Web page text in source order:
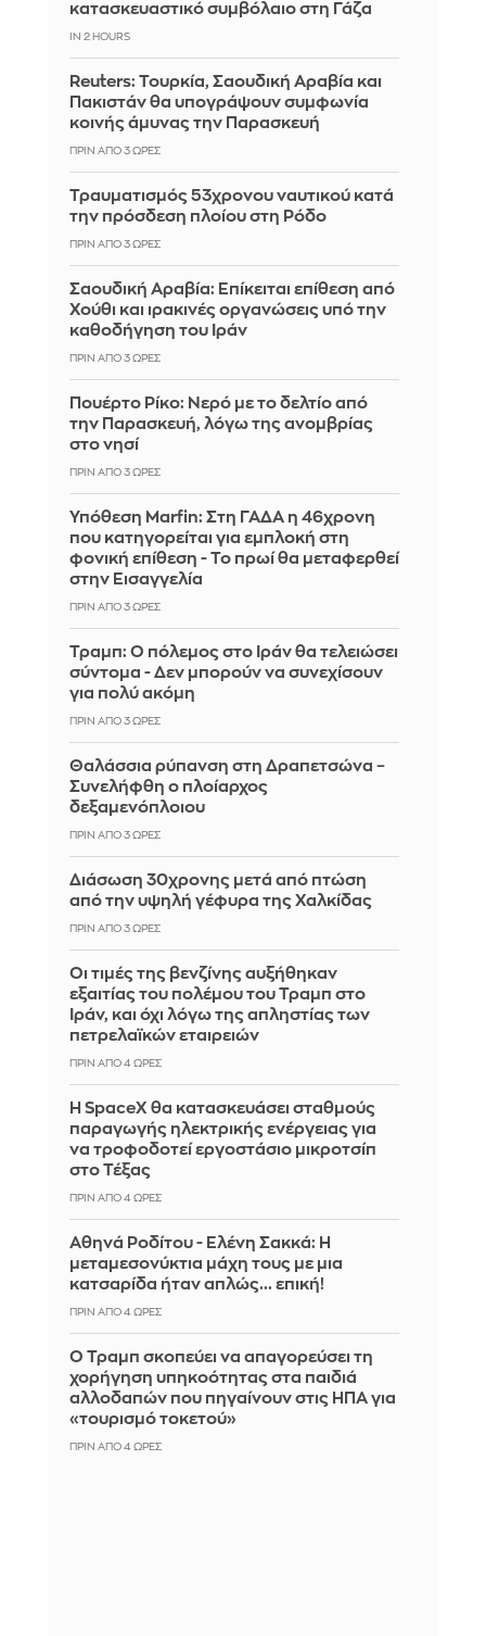
κατασκευαστικό συμβόλαιο στη Γάζα
IN 2 HOURS
Reuters: Τουρκία, Σαουδική Αραβία και
Πακιστάν θα υπογράψουν συμφωνία
κοινής άμυνας την Παρασκευή
ΠΡΙΝ ΑΠΌ 3 ΏΡΕΣ
Τραυματισμός 53χρονου ναυτικού κατά
την πρόσδεση πλοίου στη Ρόδο
ΠΡΙΝ ΑΠΌ 3 ΏΡΕΣ
Σαουδική Αραβία: Επίκειται επίθεση από
Χούθι και ιρακινές οργανώσεις υπό την
καθοδήγηση του Ιράν
ΠΡΙΝ ΑΠΌ 3 ΏΡΕΣ
Πουέρτο Ρίκο: Νερό με το δελτίο από
την Παρασκευή, λόγω της ανομβρίας
στο νησί
ΠΡΙΝ ΑΠΌ 3 ΏΡΕΣ
Υπόθεση Marfin: Στη ΓΑΔΑ η 46χρονη
που κατηγορείται για εμπλοκή στη
φονική επίθεση - Το πρωί θα μεταφερθεί
στην Εισαγγελία
ΠΡΙΝ ΑΠΌ 3 ΏΡΕΣ
Τραμπ: Ο πόλεμος στο Ιράν θα τελειώσει
σύντομα - Δεν μπορούν να συνεχίσουν
για πολύ ακόμη
ΠΡΙΝ ΑΠΌ 3 ΏΡΕΣ
Θαλάσσια ρύπανση στη Δραπετσώνα –
Συνελήφθη ο πλοίαρχος
δεξαμενόπλοιου
ΠΡΙΝ ΑΠΌ 3 ΏΡΕΣ
Διάσωση 30χρονης μετά από πτώση
από την υψηλή γέφυρα της Χαλκίδας
ΠΡΙΝ ΑΠΌ 3 ΏΡΕΣ
Οι τιμές της βενζίνης αυξήθηκαν
εξαιτίας του πολέμου του Τραμπ στο
Ιράν, και όχι λόγω της απληστίας των
πετρελαϊκών εταιρειών
ΠΡΙΝ ΑΠΌ 4 ΏΡΕΣ
Η SpaceX θα κατασκευάσει σταθμούς
παραγωγής ηλεκτρικής ενέργειας για
να τροφοδοτεί εργοστάσιο μικροτσίπ
στο Τέξας
ΠΡΙΝ ΑΠΌ 4 ΏΡΕΣ
Αθηνά Ροδίτου - Ελένη Σακκά: Η
μεταμεσονύκτια μάχη τους με μια
κατσαρίδα ήταν απλώς... επική!
ΠΡΙΝ ΑΠΌ 4 ΏΡΕΣ
Ο Τραμπ σκοπεύει να απαγορεύσει τη
χορήγηση υπηκοότητας στα παιδιά
αλλοδαπών που πηγαίνουν στις ΗΠΑ για
«τουρισμό τοκετού»
ΠΡΙΝ ΑΠΌ 4 ΏΡΕΣ